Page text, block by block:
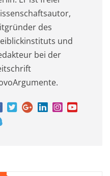
des
und
bei der